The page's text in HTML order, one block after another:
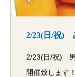
2/23(日/祝)
2/23(日/祝) 男
開催致します